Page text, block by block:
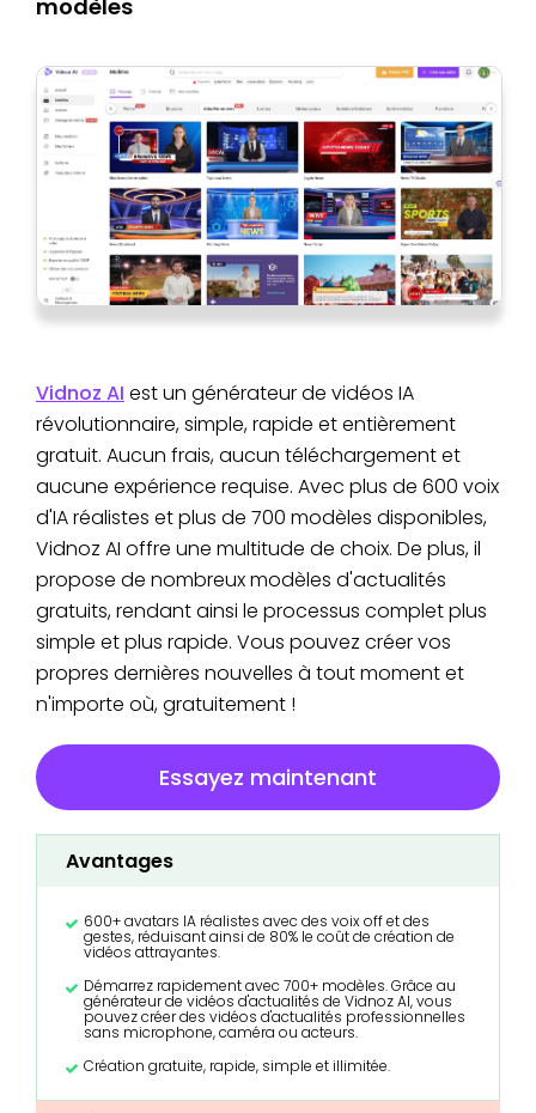
modèles
Vidnoz AI est un générateur de vidéos IA
révolutionnaire, simple, rapide et entièrement
gratuit. Aucun frais, aucun téléchargement et
aucune expérience requise. Avec plus de 600 voix
d'IA réalistes et plus de 700 modèles disponibles,
Vidnoz AI offre une multitude de choix. De plus, il
propose de nombreux modèles d'actualités
gratuits, rendant ainsi le processus complet plus
simple et plus rapide. Vous pouvez créer vos
propres dernières nouvelles à tout moment et
n'importe où, gratuitement !
Essayez maintenant
Avantages
600+ avatars IA réalistes avec des voix off et des
gestes, réduisant ainsi de 80% le coût de création de
vidéos attrayantes.
Démarrez rapidement avec 700+ modèles. Grâce au
générateur de vidéos d'actualités de Vidnoz AI, vous
pouvez créer des vidéos d'actualités professionnelles
sans microphone, caméra ou acteurs.
Création gratuite, rapide, simple et illimitée.